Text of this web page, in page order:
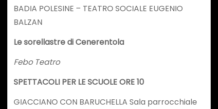
BADIA POLESINE – TEATRO SOCIALE EUGENIO
BALZAN
Le sorellastre di Cenerentola
Febo Teatro
SPETTACOLI PER LE SCUOLE ORE 10
GIACCIANO CON BARUCHELLA Sala parrocchiale